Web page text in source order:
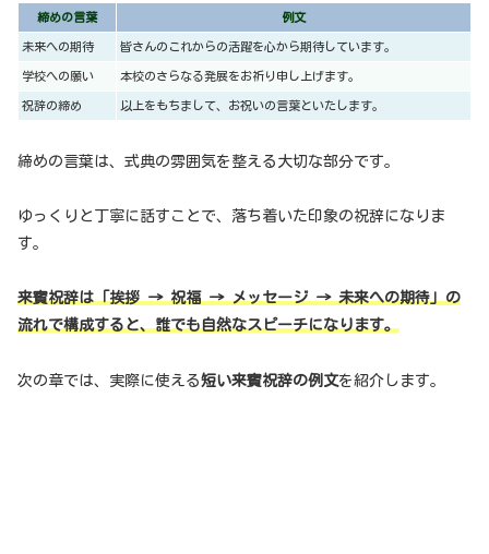
締めの言葉 例文
未来への期待 皆さんのこれからの活躍を心から期待しています。
学校への願い 本校のさらなる発展をお祈り申し上げます。
祝辞の締め 以上をもちまして、お祝いの言葉といたします。
締めの言葉は、式典の雰囲気を整える大切な部分です。
ゆっくりと丁寧に話すことで、落ち着いた印象の祝辞になりま
す。
来賓祝辞は「挨拶 → 祝福 → メッセージ → 未来への期待」の
流れで構成すると、誰でも自然なスピーチになります。
次の章では、実際に使える短い来賓祝辞の例文を紹介します。